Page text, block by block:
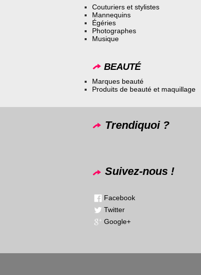
Couturiers et stylistes
Mannequins
Égéries
Photographes
Musique
BEAUTÉ
Marques beauté
Produits de beauté et maquillage
Trendiquoi ?
Suivez-nous !
Facebook
Twitter
Google+